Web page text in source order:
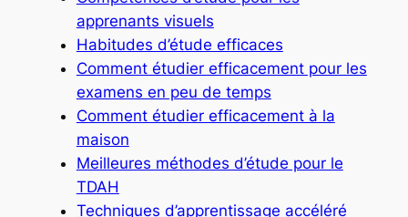
apprenants visuels
Habitudes d’étude efficaces
Comment étudier efficacement pour les
examens en peu de temps
Comment étudier efficacement à la
maison
Meilleures méthodes d’étude pour le
TDAH
Techniques d’apprentissage accéléré